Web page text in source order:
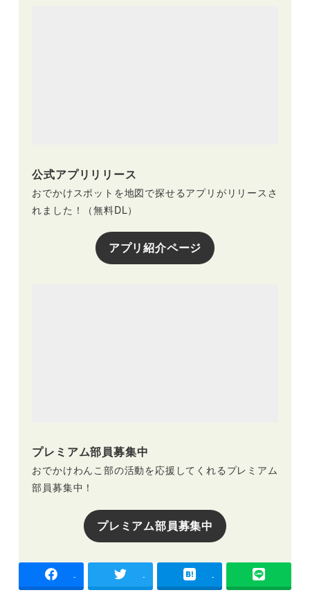
公式アプリリリース
おでかけスポットを地図で探せるアプリがリリースさ
れました！（無料DL）
アプリ紹介ページ
プレミアム部員募集中
おでかけわんこ部の活動を応援してくれるプレミアム
部員募集中！
プレミアム部員募集中
- - -